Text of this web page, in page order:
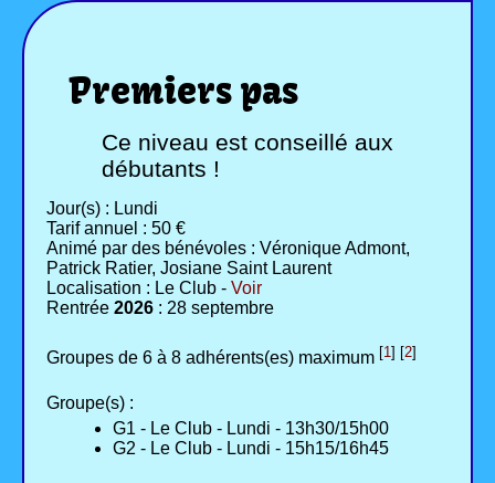
Premiers pas
Ce niveau est conseillé aux
débutants !
Jour(s) : Lundi
Tarif annuel : 50 €
Animé par des bénévoles : Véronique Admont,
Patrick Ratier, Josiane Saint Laurent
Localisation : Le Club - Voir
Rentrée 2026 : 28 septembre
Groupes de 6 à 8 adhérents(es) maximum [1] [2]
Groupe(s) :
G1 - Le Club - Lundi - 13h30/15h00
G2 - Le Club - Lundi - 15h15/16h45